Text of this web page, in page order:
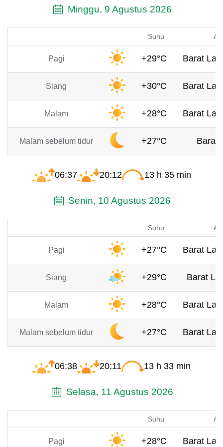
Minggu, 9 Agustus 2026
Suhu
Pagi +29°C Barat
Siang +30°C Barat
Malam +28°C Barat
Malam sebelum tidur +27°C Barat,
06:37 20:12 13 h 35 min
Senin, 10 Agustus 2026
Suhu
Pagi +27°C Barat
Siang +29°C Barat
Malam +28°C Barat
Malam sebelum tidur +27°C Barat
06:38 20:11 13 h 33 min
Selasa, 11 Agustus 2026
Suhu
Pagi +28°C Barat